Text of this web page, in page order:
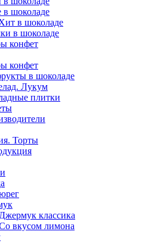
в шоколаде
в шоколаде
в шоколаде
конфет
конфет
в шоколаде
Лукум
плитки
Торты
Джермук классика
вкусом лимона